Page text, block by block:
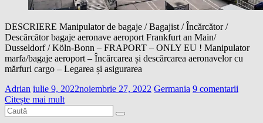
DESCRIERE Manipulator de bagaje / Bagajist / Încărcător /
Descărcător bagaje aeronave aeroport Frankfurt an Main/
Dusseldorf / Köln-Bonn – FRAPORT – ONLY EU ! Manipulator
marfa/bagaje aeroport – Încărcarea și descărcarea aeronavelor cu
mărfuri cargo – Legarea și asigurarea
Adrian iulie 9, 2022noiembrie 27, 2022 Germania 9 comentarii
Citește mai mult